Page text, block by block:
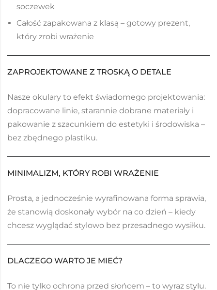
soczewek
Całość zapakowana z klasą – gotowy prezent,
który zrobi wrażenie
ZAPROJEKTOWANE Z TROSKĄ O DETALE
Nasze okulary to efekt świadomego projektowania:
dopracowane linie, starannie dobrane materiały i
pakowanie z szacunkiem do estetyki i środowiska –
bez zbędnego plastiku.
MINIMALIZM, KTÓRY ROBI WRAŻENIE
Prosta, a jednocześnie wyrafinowana forma sprawia,
że stanowią doskonały wybór na co dzień – kiedy
chcesz wyglądać stylowo bez przesadnego wysiłku.
DLACZEGO WARTO JE MIEĆ?
To nie tylko ochrona przed słońcem – to wyraz stylu.